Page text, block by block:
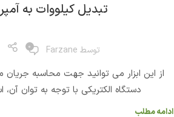
تبدیل کیلووات به آمپر
توسط Farzane
0
از این ابزار می توانید جهت محاسبه جریان
دستگاه الکتریکی با توجه به توان آن،
ادامه مطلب